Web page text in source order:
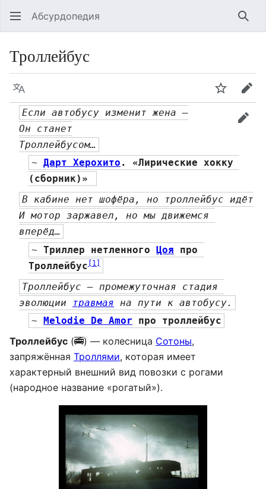
Абсурдопедия
Троллейбус
Язык
Если автобусу изменит жена —
Он станет
Троллейбусом…
~ Дарт Херохито . «Лирические хокку
(сборник)»
В кабине нет шофёра, но троллейбус идёт
И мотор заржавел, но мы движемся
вперёд…
~ Триллер нетленного Цоя про
Троллейбус [1 ]
Троллейбус — промежуточная стадия
эволюции
травмая на пути к автобусу.
~ Melodie De Amor про троллейбус
Троллейбус (🚎) — колесница Сотоны,
запряжённая Троллями, которая имеет
характерный внешний вид повозки с рогами
(народное название «рогатый»).